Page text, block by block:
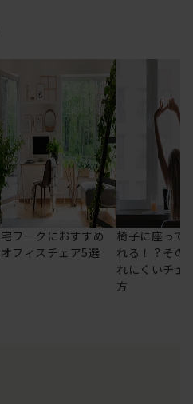
ワークにおすすめ
フィスチェア5選
椅子に座って
れる！？その
れにくいチェ
方